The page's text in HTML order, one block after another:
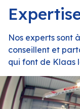
Nos experts sont
conseillent et
qui font de Klaas